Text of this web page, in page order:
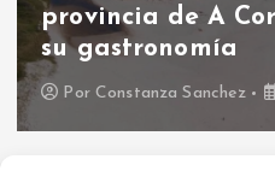
ALMA contra la
Género
PorMaria Izquierdo